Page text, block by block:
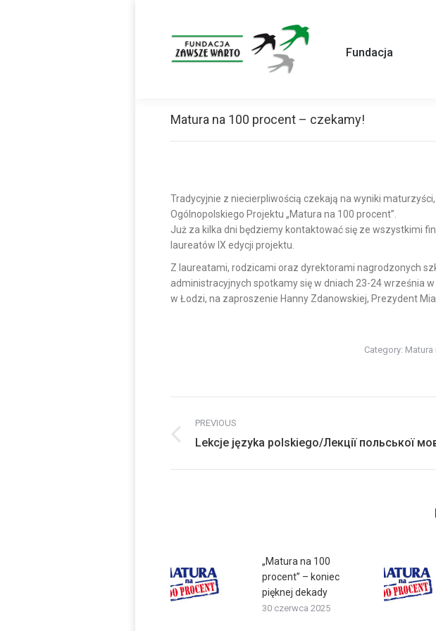
Fundacja
Matura na 100 procent – czekamy!
Tradycyjnie z niecierpliwością czekają na wyniki
Ogólnopolskiego Projektu „Matura na 100 procent”.
Już za kilka dni będziemy kontaktować się ze wszystkimi
laureatów IX edycji projektu.
Z laureatami, rodzicami oraz dyrektorami nagrodzonych
administracyjnych spotkamy się w dniach 23-24 września
w Łodzi, na zaproszenie Hanny Zdanowskiej, Prezydent
Category: Matura
navigation
PREVIOUS
Previous
Lekcje języka polskiego/Лекції польської
„Matura na 100
procent” – koniec
pięknej dekady
30 czerwca 2025